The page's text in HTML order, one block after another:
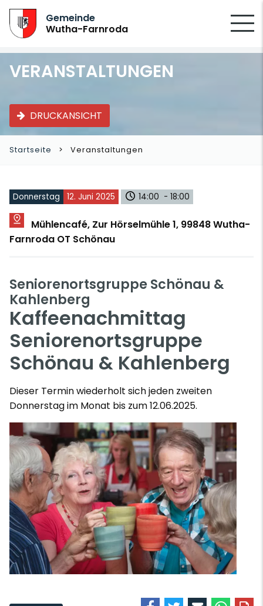
Gemeinde
Wutha-Farnroda
VERANSTALTUNGEN
DRUCKANSICHT
Startseite Veranstaltungen
Donnerstag 12. Juni 2025 14:00 - 18:00
Mühlencafé, Zur Hörselmühle 1, 99848 Wutha-
Farnroda OT Schönau
Seniorenortsgruppe Schönau &
Kahlenberg
Kaffeenachmittag
Seniorenortsgruppe
Schönau & Kahlenberg
Dieser Termin wiederholt sich jeden zweiten
Donnerstag im Monat bis zum 12.06.2025.